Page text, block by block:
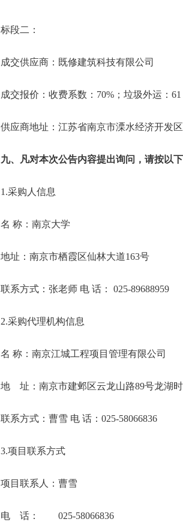
标段二：
成交供应商：既修建筑科技有限公司
成交报价：收费系数：70%；垃圾外运：61
供应商地址：江苏省南京市溧水经济开发
九、凡对本次公告内容提出询问，请按以下
1.采购人信息
名 称：南京大学
地址：南京市栖霞区仙林大
联系方式：张老师 电 话： 025-
2.采购代理机构信息
名 称：南京江城工程项
地 址：南京市建邺区云龙山
联系方式：曹雪 电 话：
3.项目联系方式
项目联系人：曹雪
电 话： 025-58066836